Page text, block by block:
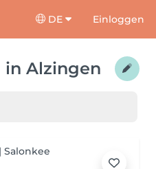
DE Einloggen
in Alzingen